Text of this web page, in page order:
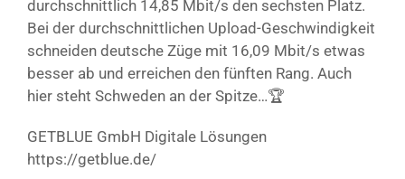
durchschnittlich 14,85 Mbit/s den sechsten Platz.
Bei der durchschnittlichen Upload-Geschwindigkeit
schneiden deutsche Züge mit 16,09 Mbit/s etwas
besser ab und erreichen den fünften Rang. Auch
hier steht Schweden an der Spitze…🏆
GETBLUE GmbH Digitale Lösungen
https://getblue.de/